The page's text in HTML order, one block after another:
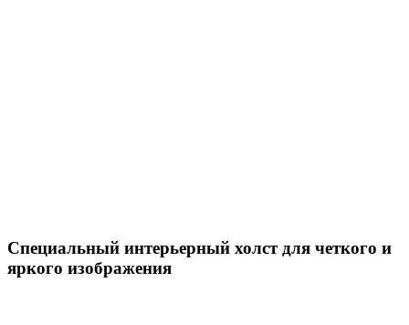
Специальный интерьерный холст для четкого и
яркого изображения